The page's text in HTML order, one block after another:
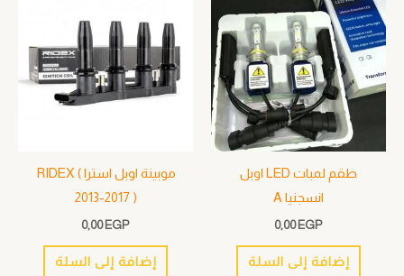
طقم لمبات LED اوبل
انسجنيا A
0,00EGP
إضافة إلى السلة
موبينة اوبل استرا RIDEX (
2013-2017 )
0,00EGP
إضافة إلى السلة